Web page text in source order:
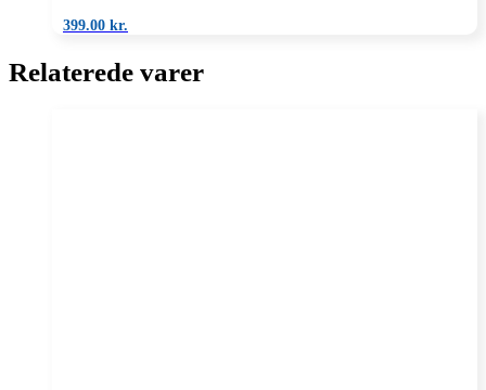
399.00 kr.
Relaterede varer